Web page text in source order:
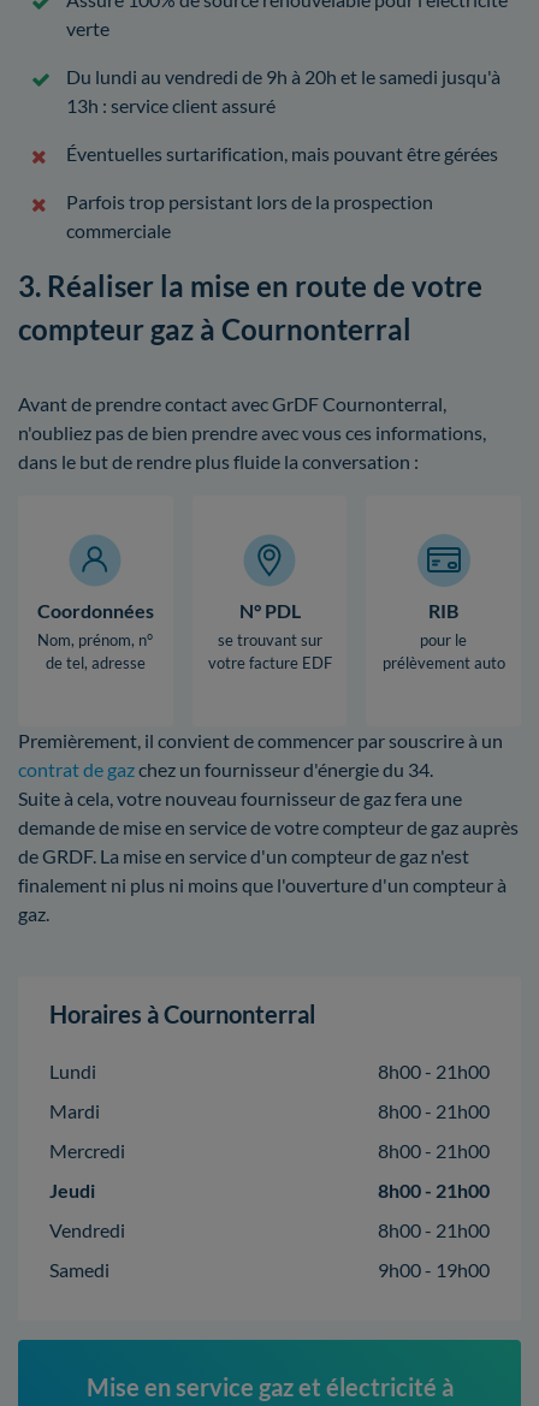
verte
Du lundi au vendredi de 9h à 20h et le samedi jusqu'à
13h : service client assuré
Éventuelles surtarification, mais pouvant être gérées
Parfois trop persistant lors de la prospection
commerciale
3. Réaliser la mise en route de votre
compteur gaz à Cournonterral
Avant de prendre contact avec GrDF Cournonterral,
n'oubliez pas de bien prendre avec vous ces informations,
dans le but de rendre plus fluide la conversation :
Coordonnées
Nom, prénom, n°
de tel, adresse
N° PDL
se trouvant sur
votre facture EDF
RIB
pour le
prélèvement auto
Premièrement, il convient de commencer par souscrire à un
contrat de gazchez un fournisseur d'énergie du 34.
Suite à cela, votre nouveau fournisseur de gaz fera une
demande de mise en service de votre compteur de gaz auprès
de GRDF. La mise en service d'un compteur de gaz n'est
finalement ni plus ni moins que l'ouverture d'un compteur à
gaz.
Horaires à Cournonterral
Lundi
8h00 - 21h00
Mardi
8h00 - 21h00
Mercredi
8h00 - 21h00
Jeudi
8h00 - 21h00
Vendredi
8h00 - 21h00
Samedi
9h00 - 19h00
Mise en service gaz et électricité à